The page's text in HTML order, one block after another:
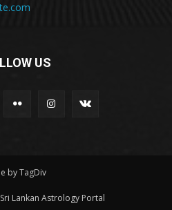
US
by TagDiv
Lankan Astrology Portal